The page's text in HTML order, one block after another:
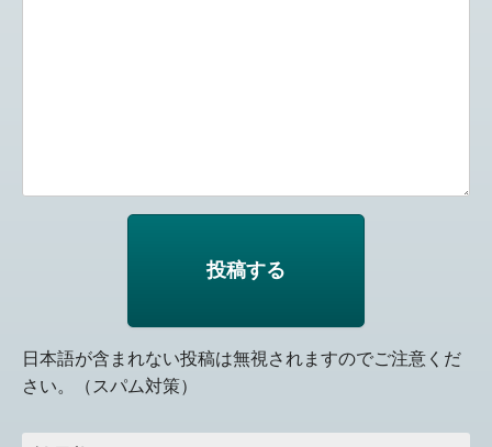
日本語が含まれない投稿は無視されますのでご注意くだ
さい。（スパム対策）